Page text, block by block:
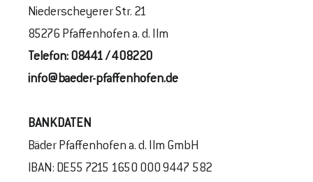
Niederscheyerer Str. 21
85276 Pfaffenhofen a. d. Ilm
Telefon: 08441 / 408220
info@baeder-pfaffenhofen.de
BANKDATEN
Bäder Pfaffenhofen a. d. Ilm GmbH
IBAN: DE55 7215 1650 000 9447 582